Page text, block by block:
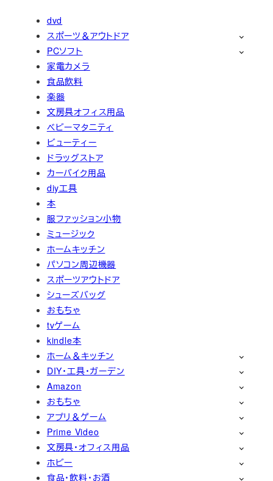
dvd
スポーツ＆アウトドア
PCソフト
家電カメラ
食品飲料
楽器
文房具オフィス用品
ベビーマタニティ
ビューティー
ドラッグストア
カーバイク用品
diy工具
本
服ファッション小物
ミュージック
ホームキッチン
パソコン周辺機器
スポーツアウトドア
シューズバッグ
おもちゃ
tvゲーム
kindle本
ホーム＆キッチン
DIY・工具・ガーデン
Amazon
おもちゃ
アプリ＆ゲーム
Prime Video
文房具・オフィス用品
ホビー
食品・飲料・お酒